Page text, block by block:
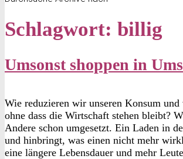
Schlagwort: billig
Umsonst shoppen in
Wie reduzieren wir unseren Konsum
ohne dass die Wirtschaft stehen bleibt?
Andere schon umgesetzt. Ein Laden in
und hinbringt, was einen nicht mehr
eine längere Lebensdauer und mehr